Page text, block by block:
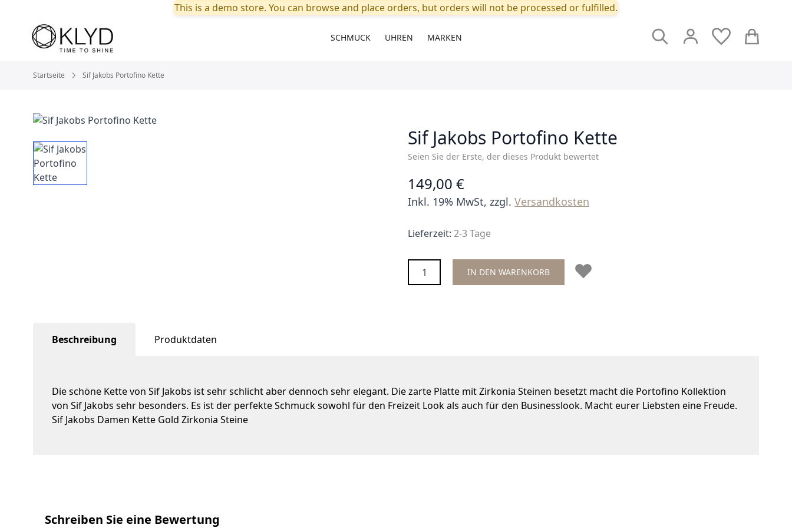
This is a demo store. You can browse and place orders, but orders will not be processed or fulfilled.
SCHMUCK UHREN MARKEN Suche Cart
Startseite Sif Jakobs Portofino Kette
Sif Jakobs Portofino Kette
Seien Sie der Erste, der dieses Produkt bewertet
149,00 €
Inkl. 19% MwSt, zzgl. Versandkosten
Lieferzeit: 2-3 Tage
Menge IN DEN WARENKORB
Beschreibung Produktdaten
Die schöne Kette von Sif Jakobs ist sehr schlicht aber dennoch sehr elegant. Die zarte Platte mit Zirkonia Steinen besetzt macht die Portofino Kollektion
von Sif Jakobs sehr besonders. Es ist der perfekte Schmuck sowohl für den Freizeit Look als auch für den Businesslook. Macht eurer Liebsten eine Freude.
Sif Jakobs Damen Kette Gold Zirkonia Steine
Schreiben Sie eine Bewertung